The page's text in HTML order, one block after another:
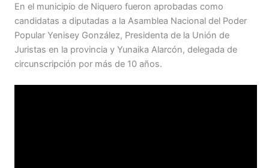
En el municipio de Niquero fueron aprobadas como
candidatas a diputadas a la Asamblea Nacional del Poder
Popular Yenisey González, Presidenta de la Unión de
Juristas en la provincia y Yunaika Alarcón, delegada de
circunscripción por más de 10 años.